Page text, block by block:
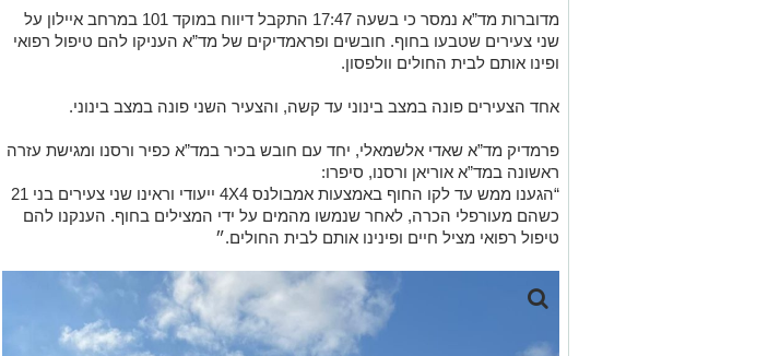
מדוברות מד”א נמסר כי בשעה 17:47 התקבל דיווח במוקד 101 במרחב איילון על
שני צעירים שטבעו בחוף. חובשים ופראמדיקים של מד”א העניקו להם טיפול רפואי
ופינו אותם לבית החולים וולפסון.
אחד הצעירים פונה במצב בינוני עד קשה, והצעיר השני פונה במצב בינוני.
פרמדיק מד”א שאדי אלשמאלי, יחד עם חובש בכיר במד”א כפיר ורסנו ומגישת עזרה
ראשונה במד”א אוריאן ורסנו, סיפרו:
“הגענו ממש עד לקו החוף באמצעות אמבולנס 4X4 ייעודי וראינו שני צעירים בני 21
כשהם מעורפלי הכרה, לאחר שנמשו מהמים על ידי המצילים בחוף. הענקנו להם
טיפול רפואי מציל חיים ופינינו אותם לבית החולים.״